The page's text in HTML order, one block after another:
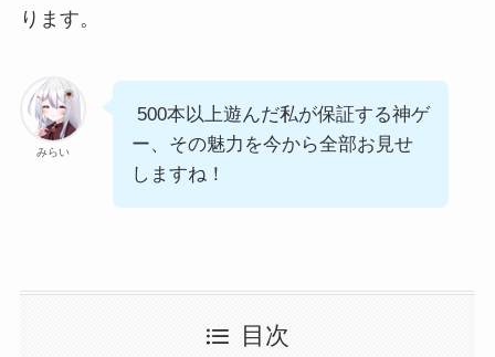
ります。
みらい
500本以上遊んだ私が保証する神ゲ
ー、その魅力を今から全部お見せ
しますね！
目次